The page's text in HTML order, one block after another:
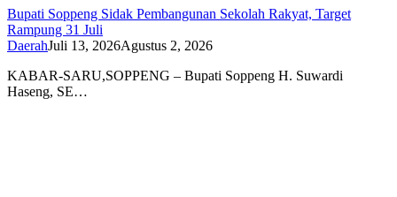
Bupati Soppeng Sidak Pembangunan Sekolah Rakyat, Target
Rampung 31 Juli
DaerahJuli 13, 2026Agustus 2, 2026
KABAR-SARU,SOPPENG – Bupati Soppeng H. Suwardi
Haseng, SE…